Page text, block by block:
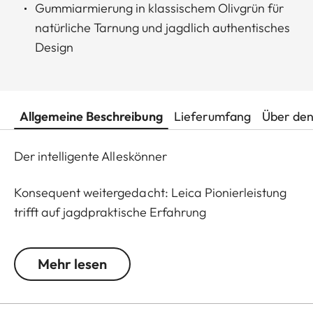
Gummiarmierung in klassischem Olivgrün für
natürliche Tarnung und jagdlich authentisches
Design
Allgemeine Beschreibung Lieferumfang Über
Der intelligente Alleskönner
Konsequent weitergedacht: Leica Pionierleistung
trifft auf jagdpraktische Erfahrung
Entwickelt für die Jagd am Tag auf alle
Entfernungen, sind die Entfernungsmesser der
aktiven Jäger, der einen echten Allrounder sucht
Mehr lesen